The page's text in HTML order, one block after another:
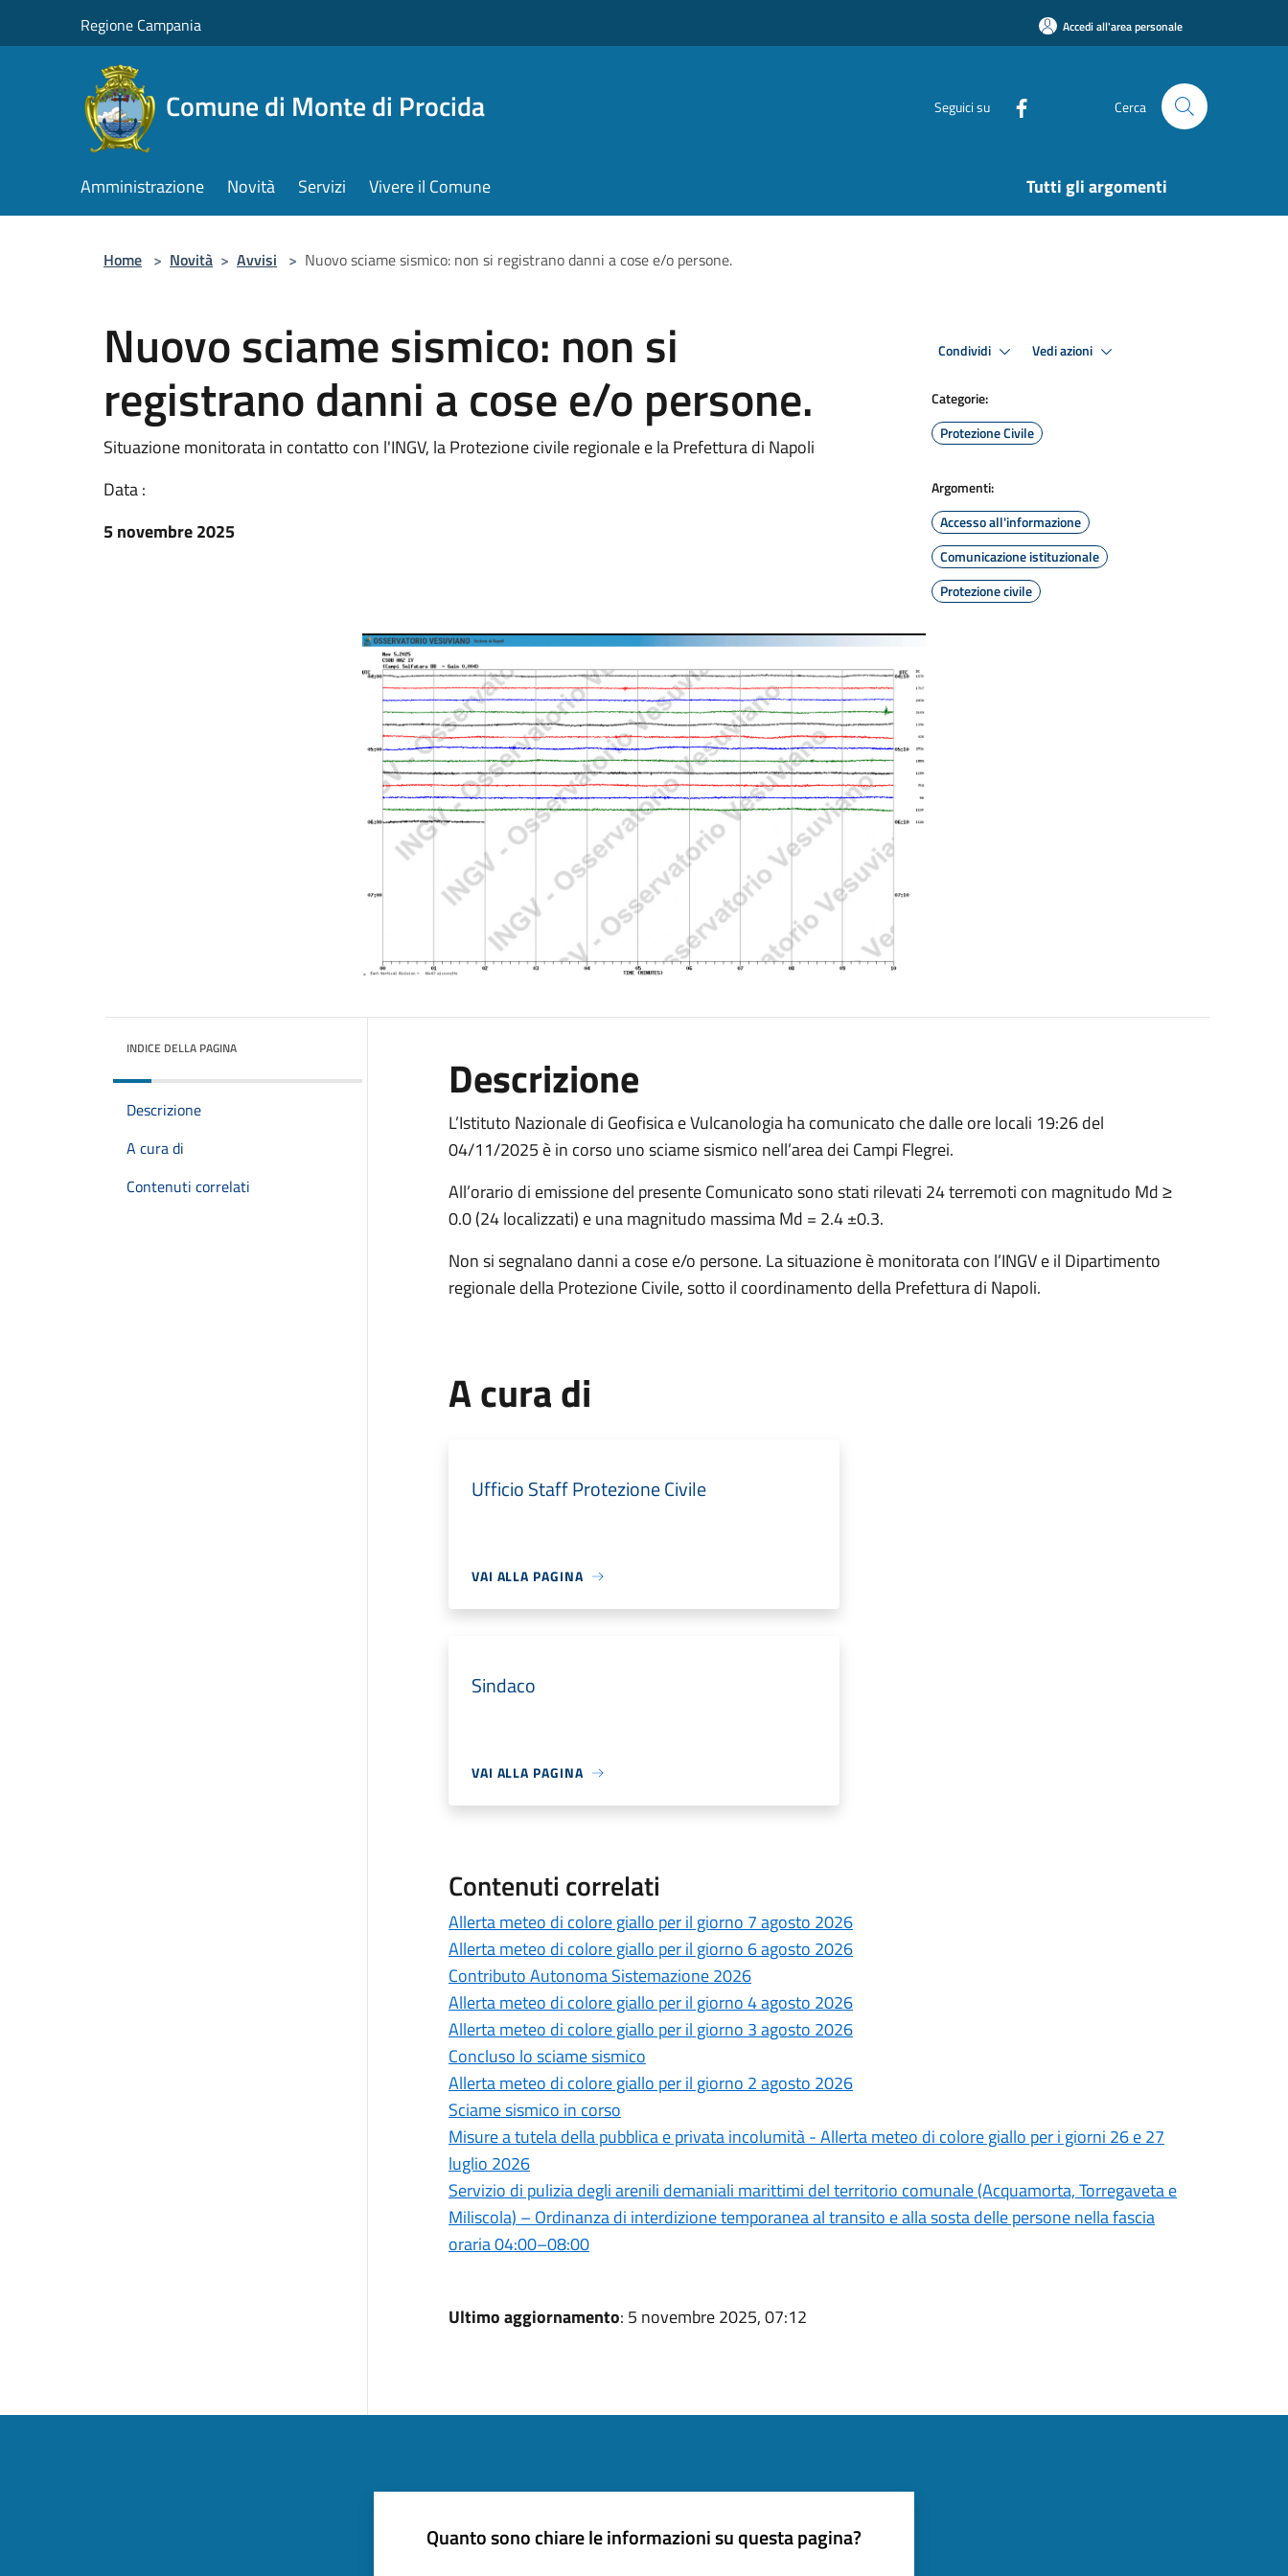
Regione Campania Accedi all'area personale
Comune di Monte di Procida Seguici su Cerca
Amministrazione Novità Servizi Vivere il Comune Tutti gli argomenti
Home > Novità > Avvisi > Nuovo sciame sismico: non si registrano danni a cose e/o persone.
Nuovo sciame sismico: non si
registrano danni a cose e/o persone.
Situazione monitorata in contatto con l'INGV, la Protezione civile regionale e la Prefettura di Napoli
Data :
5 novembre 2025
Condividi Vedi azioni
Categorie:
Protezione Civile
Argomenti:
Accesso all'informazione
Comunicazione istituzionale
Protezione civile
INDICE DELLA PAGINA
Descrizione
A cura di
Contenuti correlati
Descrizione
L’Istituto Nazionale di Geofisica e Vulcanologia ha comunicato che dalle ore locali 19:26 del
04/11/2025 è in corso uno sciame sismico nell’area dei Campi Flegrei.
All’orario di emissione del presente Comunicato sono stati rilevati 24 terremoti con magnitudo Md ≥
0.0 (24 localizzati) e una magnitudo massima Md = 2.4 ±0.3.
Non si segnalano danni a cose e/o persone. La situazione è monitorata con l’INGV e il Dipartimento
regionale della Protezione Civile, sotto il coordinamento della Prefettura di Napoli.
A cura di
Ufficio Staff Protezione Civile
VAI ALLA PAGINA
Sindaco
VAI ALLA PAGINA
Contenuti correlati
Allerta meteo di colore giallo per il giorno 7 agosto 2026
Allerta meteo di colore giallo per il giorno 6 agosto 2026
Contributo Autonoma Sistemazione 2026
Allerta meteo di colore giallo per il giorno 4 agosto 2026
Allerta meteo di colore giallo per il giorno 3 agosto 2026
Concluso lo sciame sismico
Allerta meteo di colore giallo per il giorno 2 agosto 2026
Sciame sismico in corso
Misure a tutela della pubblica e privata incolumità - Allerta meteo di colore giallo per i giorni 26 e 27
luglio 2026
Servizio di pulizia degli arenili demaniali marittimi del territorio comunale (Acquamorta, Torregaveta e
Miliscola) – Ordinanza di interdizione temporanea al transito e alla sosta delle persone nella fascia
oraria 04:00–08:00
Ultimo aggiornamento: 5 novembre 2025, 07:12
Quanto sono chiare le informazioni su questa pagina?